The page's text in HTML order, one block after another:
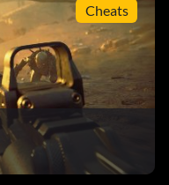
Cheats